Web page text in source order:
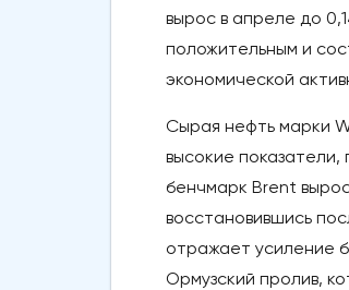
вырос в апреле до
положительным и
экономической
Сырая нефть марки
высокие показатели,
бенчмарк Brent
восстановившись
отражает усиление
Ормузский пролив,